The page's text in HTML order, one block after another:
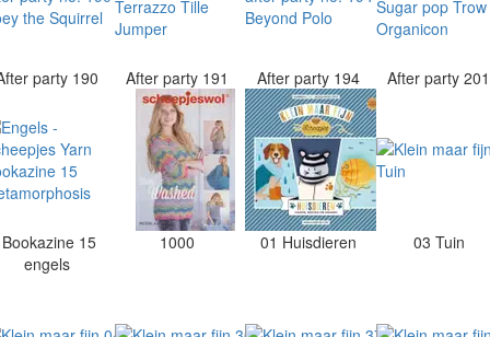
party 190 After party 191 After party 194 After party
Bookazine 15
engels
1000 01 Huisdieren 03 Tuin